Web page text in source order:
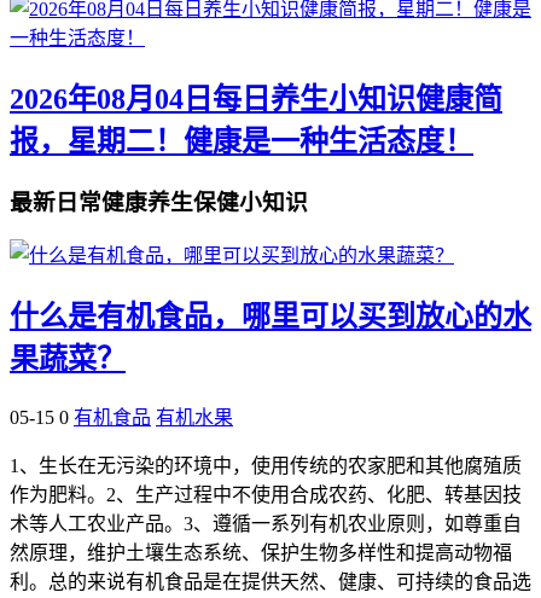
2026年08月04日每日养生小知识健康简
报，星期二！健康是一种生活态度！
最新日常健康养生保健小知识
什么是有机食品，哪里可以买到放心的水
果蔬菜？
05-15 0 有机食品 有机水果
1、生长在无污染的环境中，使用传统的农家肥和其他腐殖质
作为肥料。2、生产过程中不使用合成农药、化肥、转基因技
术等人工农业产品。3、遵循一系列有机农业原则，如尊重自
然原理，维护土壤生态系统、保护生物多样性和提高动物福
利。总的来说有机食品是在提供天然、健康、可持续的食品选